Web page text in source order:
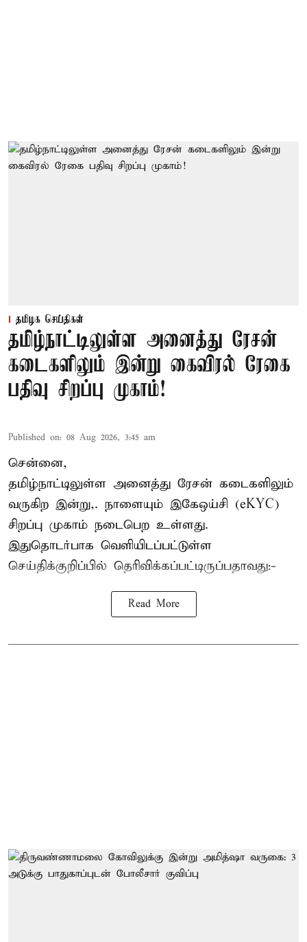
தமிழக செய்திகள்
தமிழ்நாட்டிலுள்ள அனைத்து ரேசன்
கடைகளிலும் இன்று கைவிரல் ரேகை
பதிவு சிறப்பு முகாம்!
Published on: 08 Aug 2026, 3:45 am
சென்னை,
தமிழ்நாட்டிலுள்ள அனைத்து ரேசன் கடைகளிலும்
வருகிற இன்று,. நாளையும் இகேஒய்சி (eKYC)
சிறப்பு முகாம் நடைபெற உள்ளது.
இதுதொடர்பாக வெளியிடப்பட்டுள்ள
செய்திக்குறிப்பில் தெரிவிக்கப்பட்டிருப்பதாவது:-
Read More